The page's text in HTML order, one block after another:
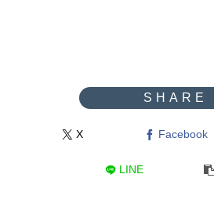
X Facebook
LINE